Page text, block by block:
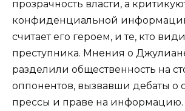
прозрачность власти, а
конфиденциальной информации.
считает его героем, и те, кто
преступника. Мнения о
разделили общественность на
оппонентов, вызвавши дебаты о
прессы и праве на информацию.